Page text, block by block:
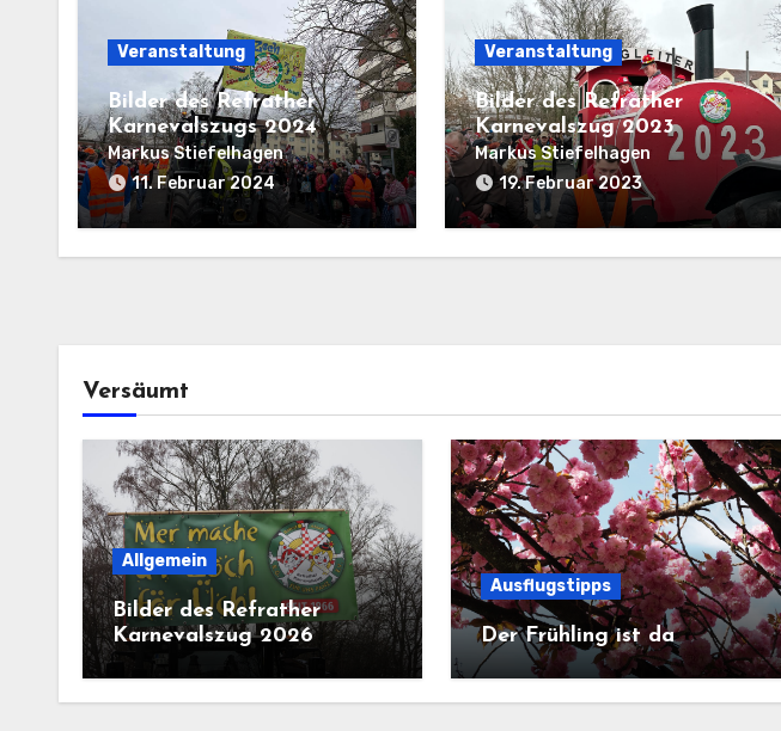
Veranstaltung
Bilder des Refrather
Karnevalszugs 2024
Markus Stiefelhagen
11. Februar 2024
Veranstaltung
Bilder des Refrather
Karnevalszug 2023
Markus Stiefelhagen
19. Februar 2023
Versäumt
Allgemein
Bilder des Refrather
Karnevalszug 2026
Ausflugstipps
Der Frühling ist da